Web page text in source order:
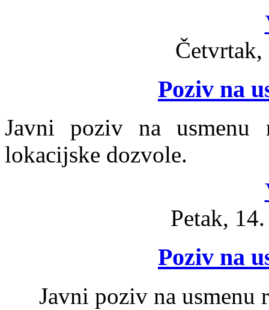
Poziv na
Javni poziv na usmenu
lokacijske dozvole.
Petak,
Poziv na
Javni poziv na usmenu